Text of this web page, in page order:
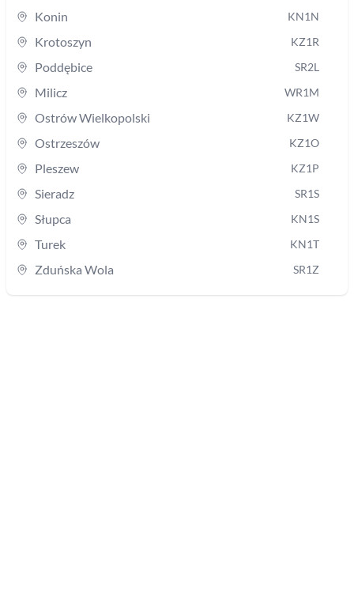
Konin KN1N
Krotoszyn KZ1R
Poddębice SR2L
Milicz WR1M
Ostrów Wielkopolski KZ1W
Ostrzeszów KZ1O
Pleszew KZ1P
Sieradz SR1S
Słupca KN1S
Turek KN1T
Zduńska Wola SR1Z